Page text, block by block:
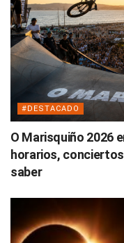
#DESTACADO
O Marisquiño 2026
horarios,
saber